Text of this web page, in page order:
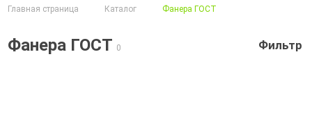
Главная страница Каталог Фанера ГОСТ
Фанера ГОСТ 0 Фильтр